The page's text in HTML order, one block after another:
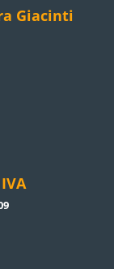
Giacinti